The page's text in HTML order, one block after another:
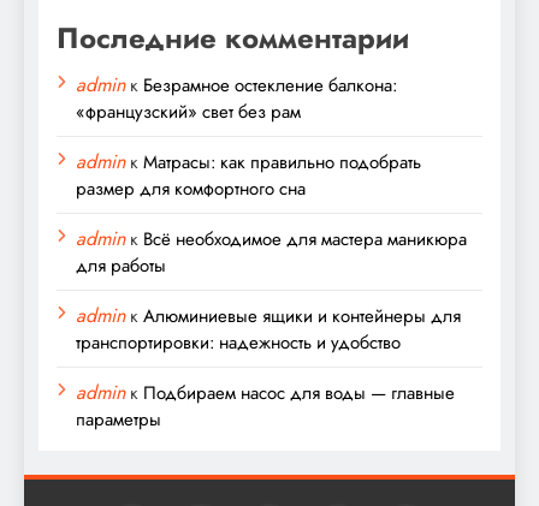
Последние комментарии
adminк Безрамное остекление балкона:
«французский» свет без рам
adminкМатрасы: как правильно подобрать
размер для комфортного сна
adminк Всё необходимое для мастера маникюра
для работы
adminкАлюминиевые ящики и контейнеры для
транспортировки: надежность и удобство
adminк Подбираем насос для воды — главные
параметры